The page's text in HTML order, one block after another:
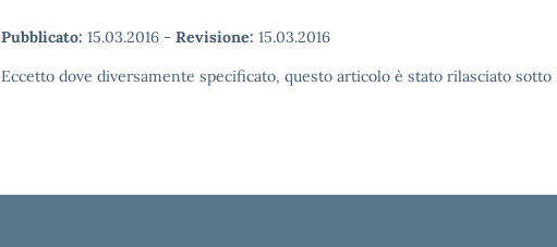
Pubblicato: 15.03.2016 - Revisione: 15.03.2016
Eccetto dove diversamente specificato, questo articolo è stato rilasciato